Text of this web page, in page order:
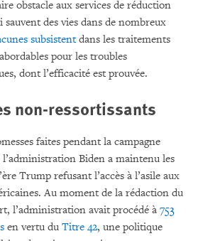
obstacle aux services de réduction
sauvent des vies dans de nombreux
subsistentdans les traitements
pour les troubles
dont l’efficacité est prouvée.
non-ressortissants
faites pendant la campagne
Biden a maintenu les
Trump refusant l’accès à l’asile aux
Au moment de la rédaction du
l’administration avait procédé à 753
en vertu du Titre 42, une politique